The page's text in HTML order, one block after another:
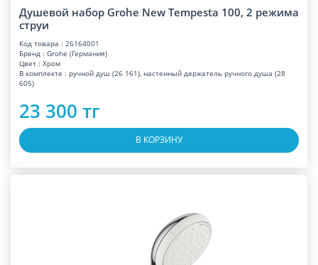
Душевой набор Grohe New Tempesta 100, 2 режима
струи
Код товара : 26164001
Бренд : Grohe (Германия)
Цвет : Хром
В комплекте : ручной душ (26 161), настенный держатель ручного душа (28
605)
23 300 тг
В КОРЗИНУ